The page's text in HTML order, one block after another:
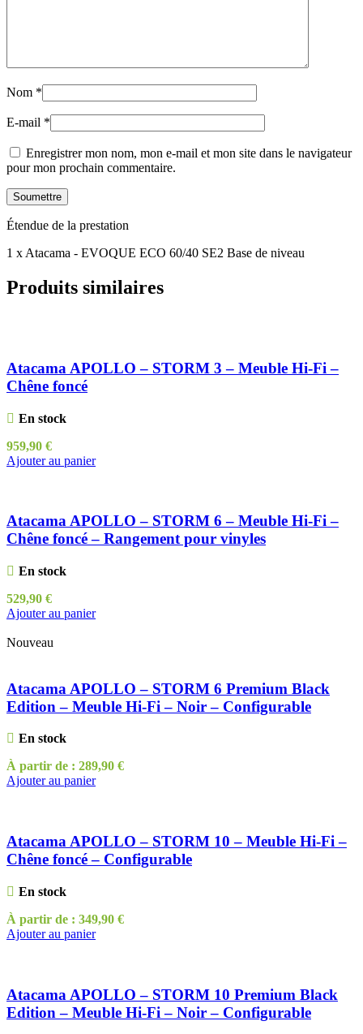
Nom *
E-mail *
Enregistrer mon nom, mon e-mail et mon site dans le navigateur
pour mon prochain commentaire.
Étendue de la prestation
1 x Atacama - EVOQUE ECO 60/40 SE2 Base de niveau
Produits similaires
Atacama APOLLO – STORM 3 – Meuble Hi-Fi –
Chêne foncé
En stock
959,90 €
Ajouter au panier
Atacama APOLLO – STORM 6 – Meuble Hi-Fi –
Chêne foncé – Rangement pour vinyles
En stock
529,90 €
Ajouter au panier
Nouveau
Atacama APOLLO – STORM 6 Premium Black
Edition – Meuble Hi-Fi – Noir – Configurable
En stock
À partir de : 289,90 €
Ajouter au panier
Atacama APOLLO – STORM 10 – Meuble Hi-Fi –
Chêne foncé – Configurable
En stock
À partir de : 349,90 €
Ajouter au panier
Atacama APOLLO – STORM 10 Premium Black
Edition – Meuble Hi-Fi – Noir – Configurable